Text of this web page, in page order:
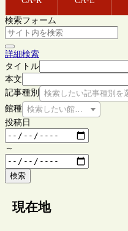
検索フォーム
詳細検索
タイトル
本文
記事種別
検索したい記事種別を
館種 検索したい館種を選択して
投稿日
～
検索
現在地